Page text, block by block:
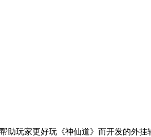
助玩家更好玩《神仙道》而开发的外